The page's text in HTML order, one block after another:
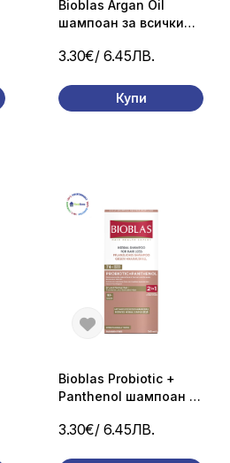
3.30€/ 6.45ЛВ.
Bioblas Argan Oil
шампоан за всички
Купи
3.30€/ 6.45ЛВ.
Bioblas Probiotic +
Panthenol шампоан за
360 мл